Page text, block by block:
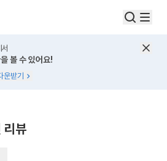
볼 수 있어요!
운받기
리뷰